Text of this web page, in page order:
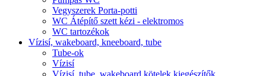
Vegyszerek Porta-potti
WC Átépítő szett kézi - elektromos
WC tartozékok
Vízisí, wakeboard, kneeboard, tube
Tube-ok
Vízisí
Vízisí, tube, wakeboard kötelek kiegészítők